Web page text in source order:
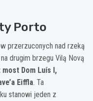
Porto
przerzuconych nad rzeką
drugim brzegu Vilą Novą
Dom Luís I,
Eiffla. Ta
stanowi jeden z